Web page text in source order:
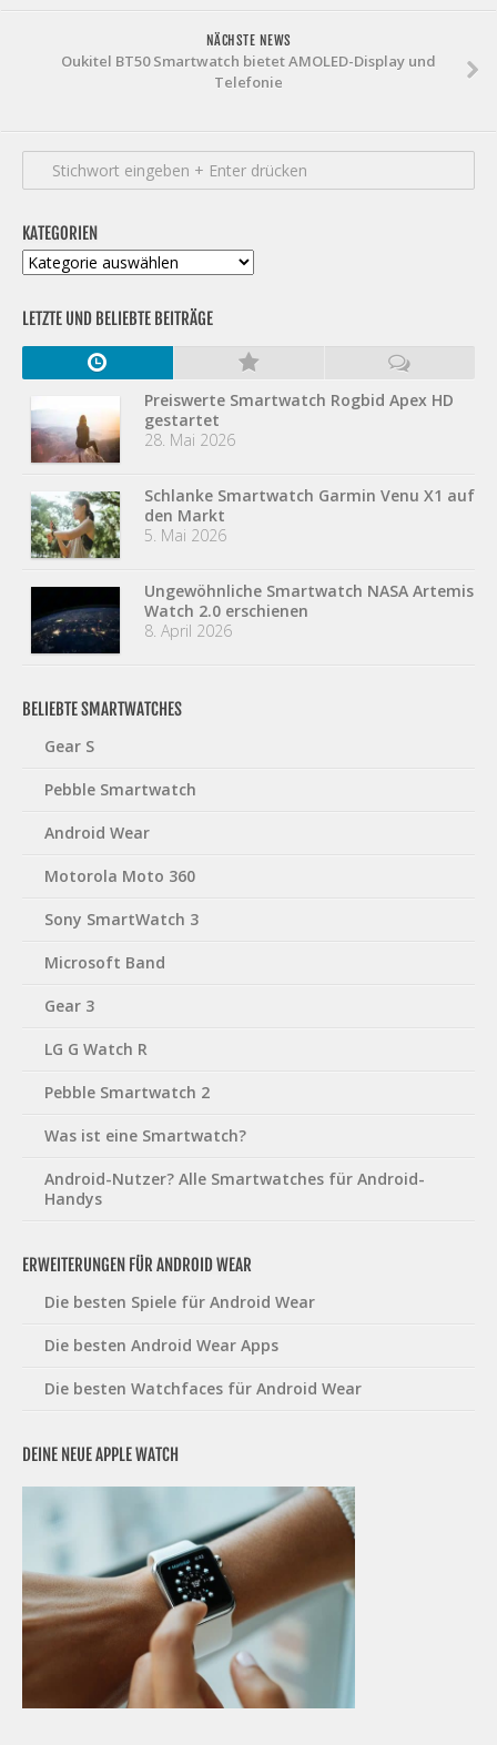
NÄCHSTE NEWS
Oukitel BT50 Smartwatch bietet AMOLED-Display und
Telefonie
KATEGORIEN
Kategorien
LETZTE UND BELIEBTE BEITRÄGE
Preiswerte Smartwatch Rogbid Apex HD
gestartet
28. Mai 2026
Schlanke Smartwatch Garmin Venu X1 auf
den Markt
5. Mai 2026
Ungewöhnliche Smartwatch NASA Artemis
Watch 2.0 erschienen
8. April 2026
BELIEBTE SMARTWATCHES
Gear S
Pebble Smartwatch
Android Wear
Motorola Moto 360
Sony SmartWatch 3
Microsoft Band
Gear 3
LG G Watch R
Pebble Smartwatch 2
Was ist eine Smartwatch?
Android-Nutzer? Alle Smartwatches für Android-
Handys
ERWEITERUNGEN FÜR ANDROID WEAR
Die besten Spiele für Android Wear
Die besten Android Wear Apps
Die besten Watchfaces für Android Wear
DEINE NEUE APPLE WATCH